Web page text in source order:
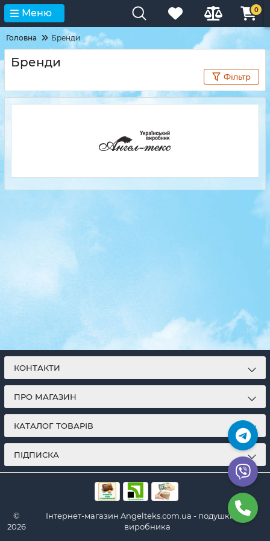
Меню 0
Головна Бренди
Бренди
Фільтр
КОНТАКТИ
ПРО МАГАЗИН
КАТАЛОГ ТОВАРІВ
ПІДПИСКА
©
2026
Інтернет-магазин Angelteks.com.ua - подушки від
виробника